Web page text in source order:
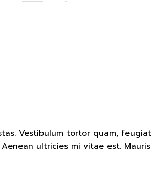
Vestibulum tortor quam, feugiat
ultricies mi vitae est. Mauris